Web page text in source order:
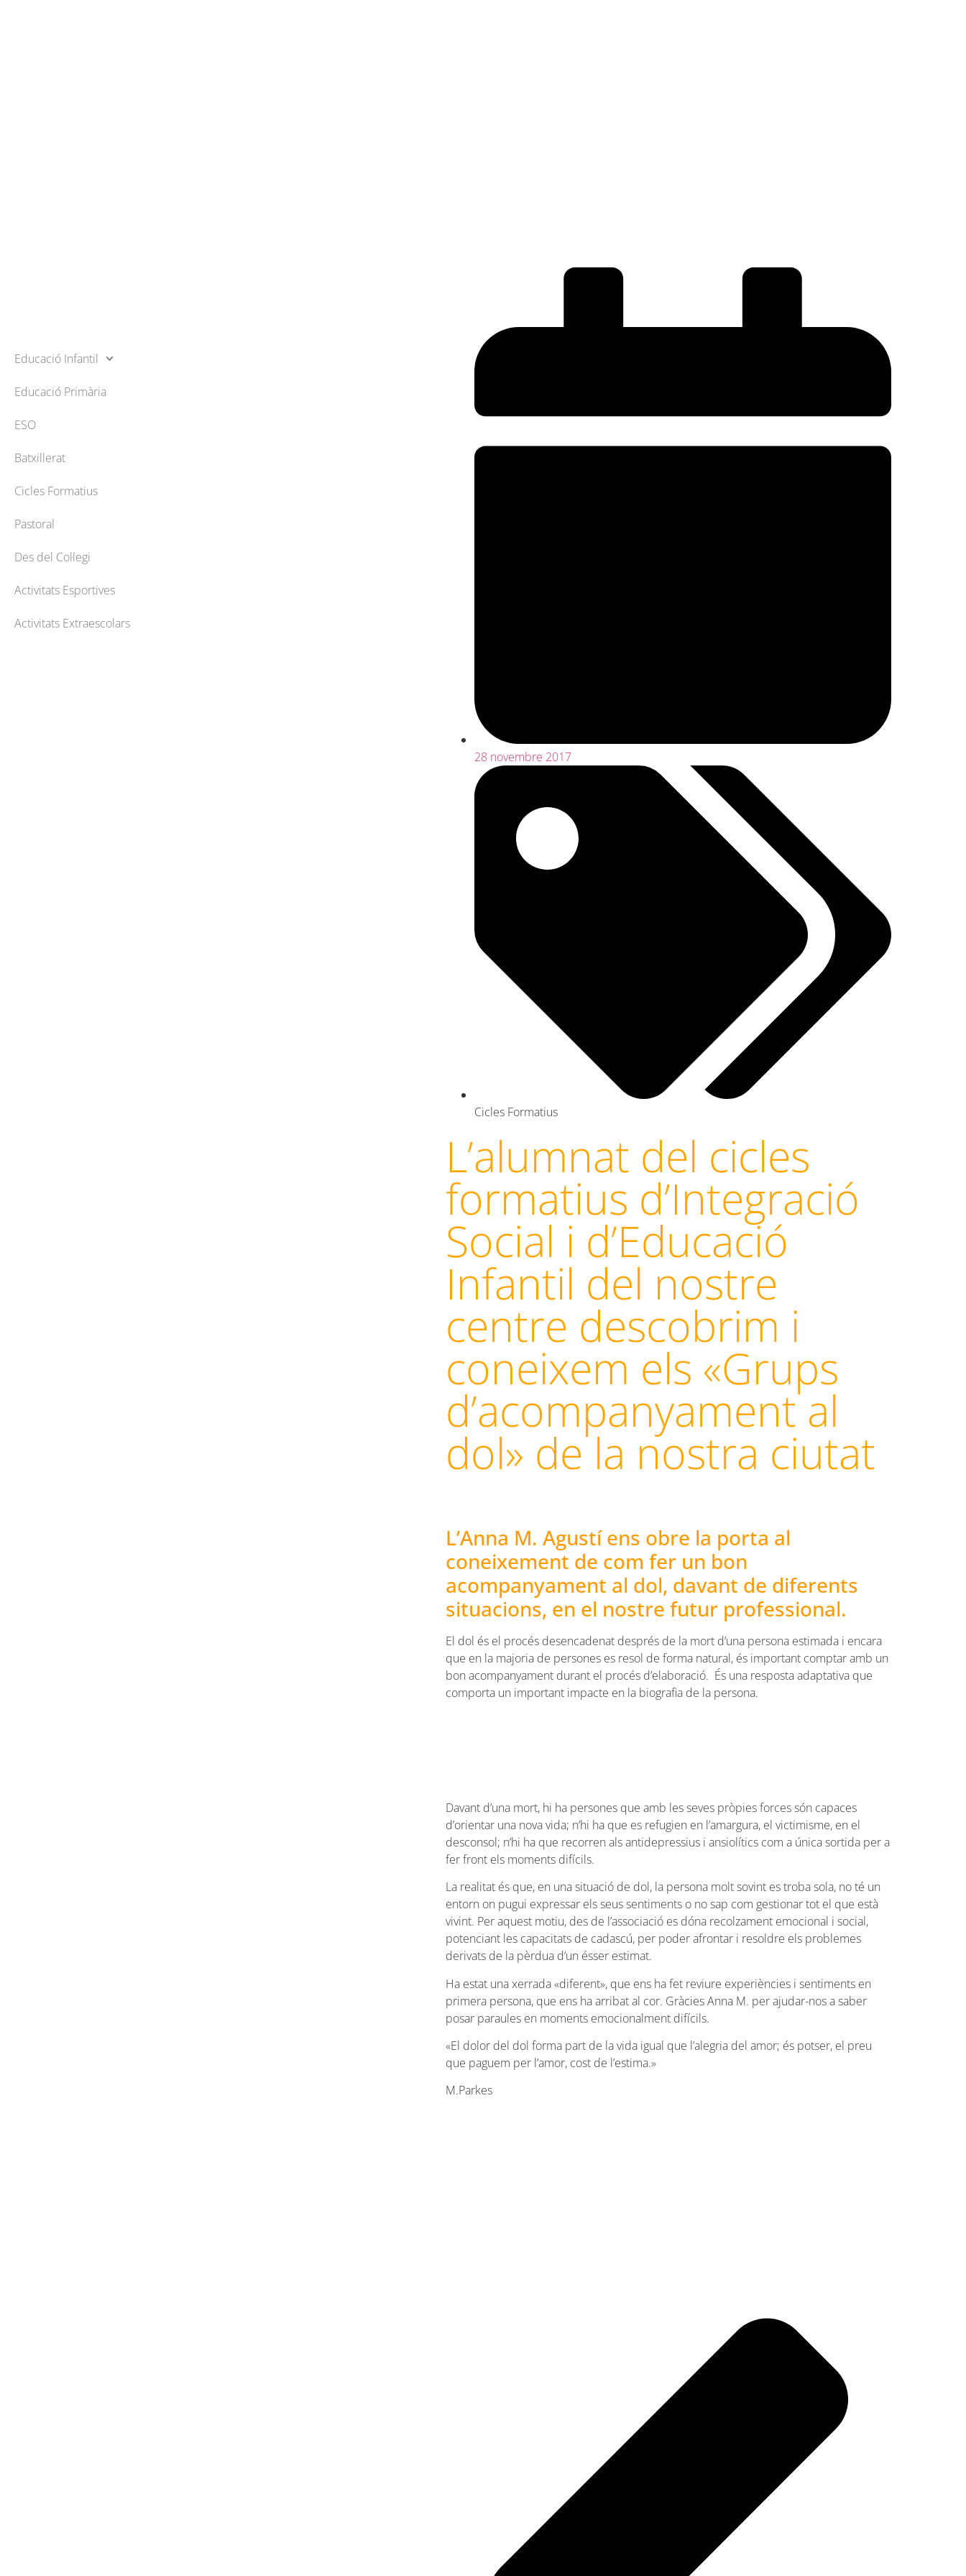
Educació Infantil
Educació Primària
ESO
Batxillerat
Cicles Formatius
Pastoral
Des del Col·legi
Activitats Esportives
Activitats Extraescolars
28 novembre 2017
Cicles Formatius
L’alumnat del cicles
formatius d’Integració
Social i d’Educació
Infantil del nostre
centre descobrim i
coneixem els «Grups
d’acompanyament al
dol» de la nostra ciutat
L’Anna M. Agustí ens obre la porta al
coneixement de com fer un bon
acompanyament al dol, davant de diferents
situacions, en el nostre futur professional.
El dol és el procés desencadenat després de la mort d’una persona estimada i encara
que en la majoria de persones es resol de forma natural, és important comptar amb un
bon acompanyament durant el procés d’elaboració. És una resposta adaptativa que
comporta un important impacte en la biografia de la persona.
Davant d’una mort, hi ha persones que amb les seves pròpies forces són capaces
d’orientar una nova vida; n’hi ha que es refugien en l’amargura, el victimisme, en el
desconsol; n’hi ha que recorren als antidepressius i ansiolítics com a única sortida per a
fer front els moments difícils.
La realitat és que, en una situació de dol, la persona molt sovint es troba sola, no té un
entorn on pugui expressar els seus sentiments o no sap com gestionar tot el que està
vivint. Per aquest motiu, des de l’associació es dóna recolzament emocional i social,
potenciant les capacitats de cadascú, per poder afrontar i resoldre els problemes
derivats de la pèrdua d’un ésser estimat.
Ha estat una xerrada «diferent», que ens ha fet reviure experiències i sentiments en
primera persona, que ens ha arribat al cor. Gràcies Anna M. per ajudar-nos a saber
posar paraules en moments emocionalment difícils.
«El dolor del dol forma part de la vida igual que l’alegria del amor; és potser, el preu
que paguem per l’amor, cost de l’estima.»
M.Parkes